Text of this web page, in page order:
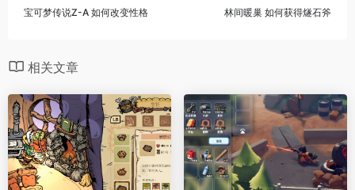
宝可梦传说Z-A 如何改变性格 林间暖巢 如何获得燧石斧
相关文章